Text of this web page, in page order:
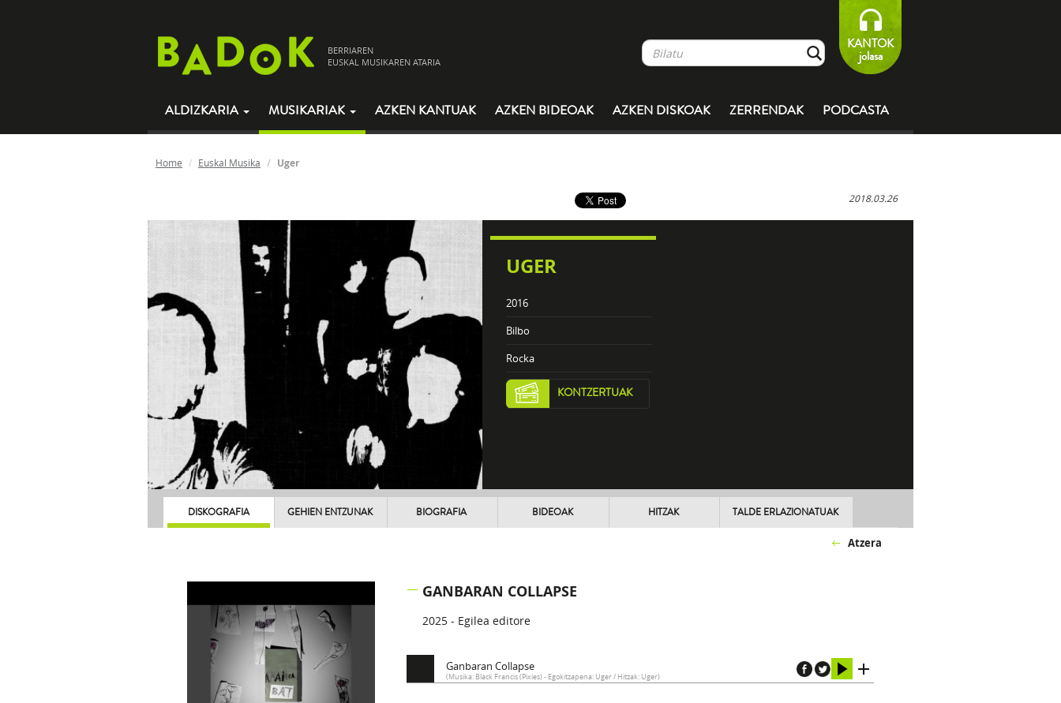
BERRIAREN
EUSKAL MUSIKAREN ATARIA
KANTOK
jolasa
ALDIZKARIA MUSIKARIAK AZKEN KANTUAK AZKEN BIDEOAK AZKEN DISKOAK ZERRENDAK PODCASTA
Home Euskal Musika Uger
2018.03.26
UGER
2016
Bilbo
Rocka
KONTZERTUAK
DISKOGRAFIA GEHIEN ENTZUNAK BIOGRAFIA BIDEOAK HITZAK TALDE ERLAZIONATUAK
Atzera
GANBARAN COLLAPSE
2025 - Egilea editore
Ganbaran Collapse
(Musika: Black Francis (Pixies) - Egokitzapena: Uger / Hitzak: Uger)